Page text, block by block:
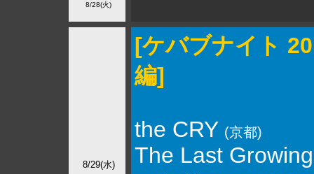
8/28(火)
8/29(水)
[ケバブナイト
編]
the CRY (京都)
The Last